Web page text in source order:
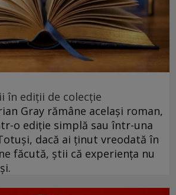
în ediții de colecție
Gray rămâne același roman,
o ediție simplă sau într-una
dacă ai ținut vreodată în
făcută, știi că experiența nu